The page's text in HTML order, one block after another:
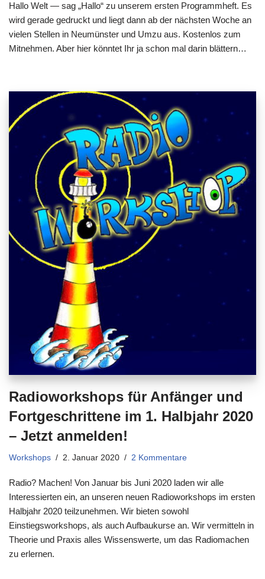
Hallo Welt — sag „Hallo“ zu unserem ersten Programmheft. Es
wird gerade gedruckt und liegt dann ab der nächsten Woche an
vielen Stellen in Neumünster und Umzu aus. Kostenlos zum
Mitnehmen. Aber hier könntet Ihr ja schon mal darin blättern…
Radioworkshops für Anfänger und
Fortgeschrittene im 1. Halbjahr 2020
– Jetzt anmelden!
Workshops 2. Januar 2020 2 Kommentare
Radio? Machen! Von Januar bis Juni 2020 laden wir alle
Interessierten ein, an unseren neuen Radioworkshops im ersten
Halbjahr 2020 teilzunehmen. Wir bieten sowohl
Einstiegsworkshops, als auch Aufbaukurse an. Wir vermitteln in
Theorie und Praxis alles Wissenswerte, um das Radiomachen
zu erlernen.